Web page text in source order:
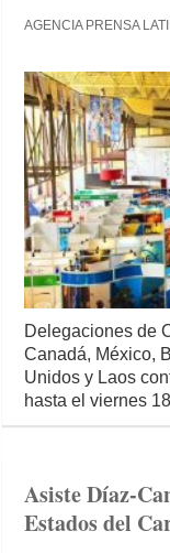
AGENCIA PRENSA
Delegaciones de
Canadá, México,
Unidos y Laos
hasta el viernes
Asiste Díaz-
Estados del